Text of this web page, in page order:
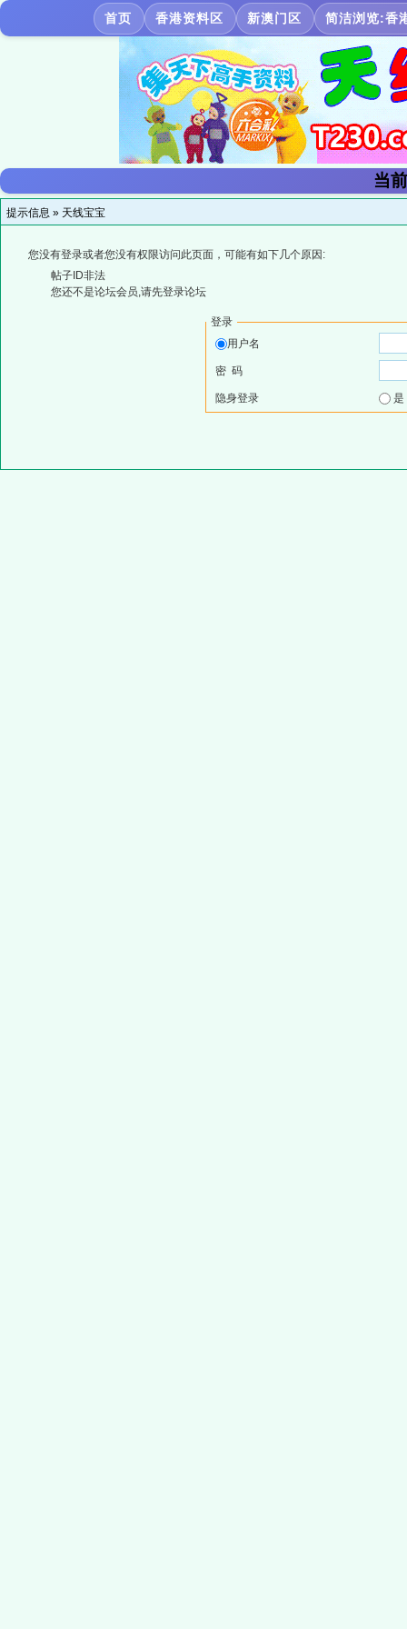
首页 香港资料区 新澳门区 简洁浏览:香
当
提示信息 » 天线宝宝
您没有登录或者您没有权限访问此页面，可能有如下几个原因:
帖子ID非法
您还不是论坛会员,请先登录论坛
登录
用户名
密 码
隐身登录